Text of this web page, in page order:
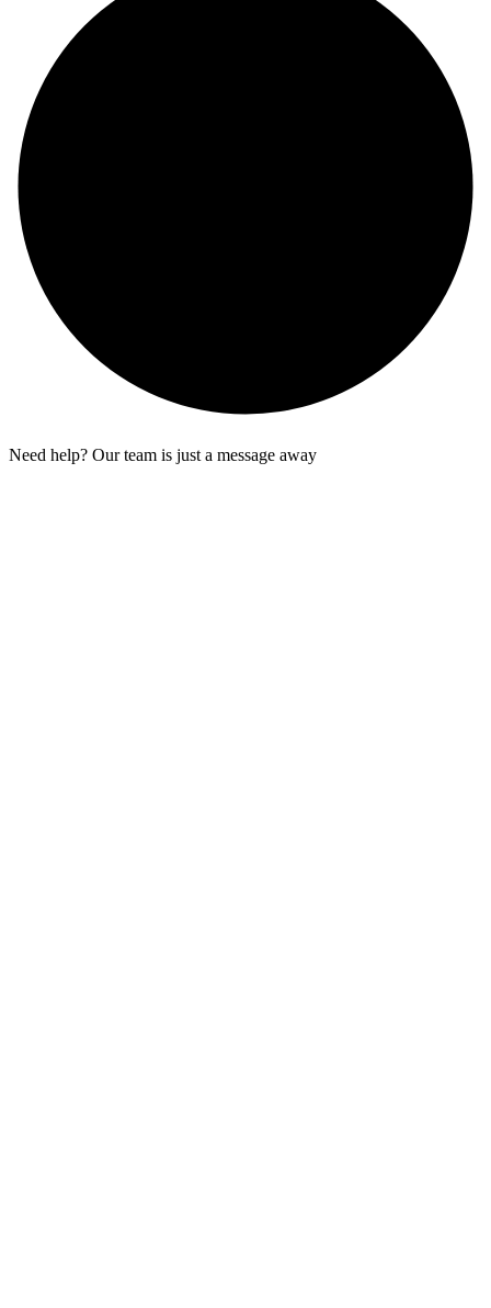
Need help? Our team is just a message away